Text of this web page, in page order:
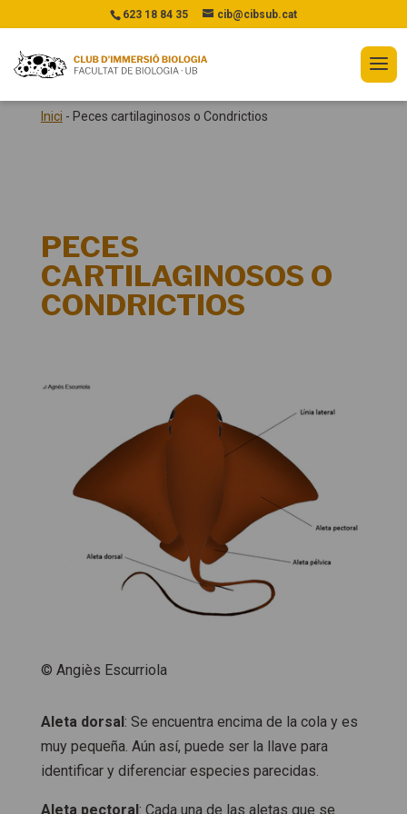
623 18 84 35 cib@cibsub.cat
Inici - Peces cartilaginosos o Condrictios
PECES
CARTILAGINOSOS O
CONDRICTIOS
© Angiès Escurriola
Aleta dorsal: Se encuentra encima de la cola y es
muy pequeña. Aún así, puede ser la llave para
identificar y diferenciar especies parecidas.
Aleta pectoral: Cada una de las aletas que se